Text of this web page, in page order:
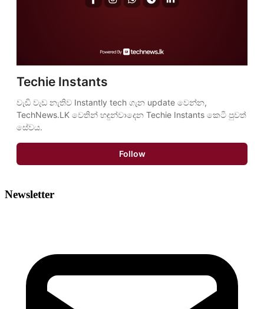
Techie Instants
වැඩි වැඩ නැතිව Instantly tech ගැන update වෙන්න,
TechNews.LK වෙතින් හඳුන්වාදෙන Techie Instants කෙටි පුවත්
සේවය.
Follow
Newsletter